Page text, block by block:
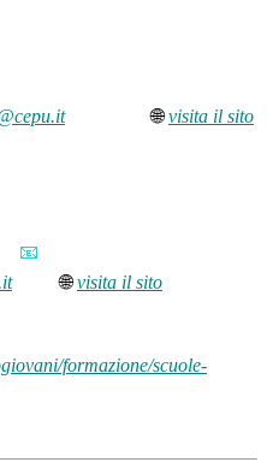
🌐 visita il sito
📧
🌐 visita il sito
formazione/scuole-